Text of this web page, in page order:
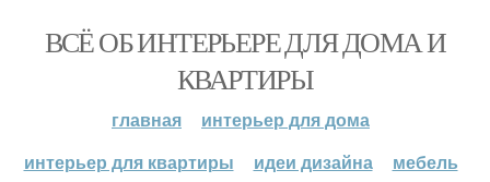
ВСЁ ОБ ИНТЕРЬЕРЕ ДЛЯ ДОМА И
КВАРТИРЫ
главная
интерьер для дома
интерьер для квартиры
идеи дизайна мебель